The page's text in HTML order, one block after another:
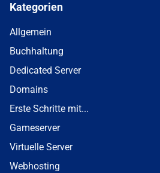
Kategorien
Allgemein
Buchhaltung
Dedicated Server
Domains
Erste Schritte mit...
Gameserver
Virtuelle Server
Webhosting